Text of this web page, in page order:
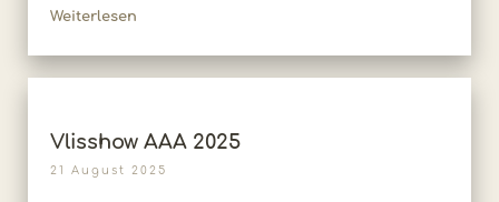
Weiterlesen
Vlisshow AAA 2025
21 August 2025